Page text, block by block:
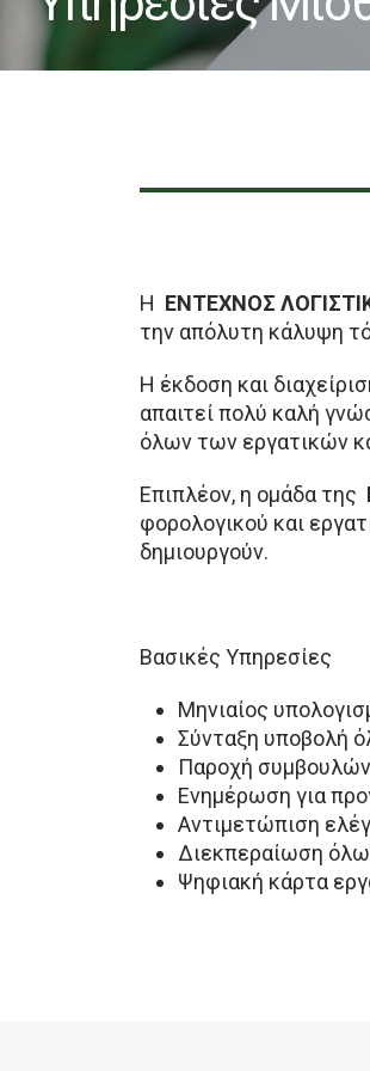
Η ΕΝΤΕΧΝΟΣ
την απόλυτη κάλυψη
Η έκδοση και
απαιτεί πολύ καλή
όλων των εργατικών
Επιπλέον, η ομάδα της
φορολογικού και
δημιουργούν.
Βασικές Υπηρεσίες
Μηνιαίος
Σύνταξη υποβολή
Παροχή συμβουλών
Ενημέρωση για
Αντιμετώπιση
Διεκπεραίωση
Ψηφιακή κάρτα